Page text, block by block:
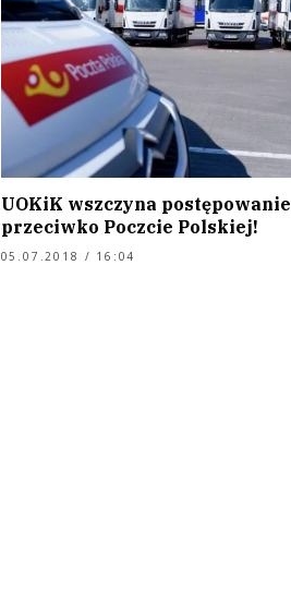
UOKiK wszczyna postępowanie
przeciwko Poczcie Polskiej!
05.07.2018 / 16:04